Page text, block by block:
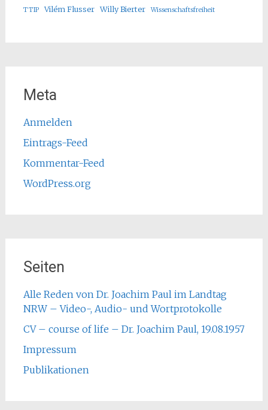
TTIP
Vilém Flusser Willy Bierter Wissenschaftsfreiheit
Meta
Anmelden
Eintrags-Feed
Kommentar-Feed
WordPress.org
Seiten
Alle Reden von Dr. Joachim Paul im Landtag
NRW – Video-, Audio- und Wortprotokolle
CV – course of life – Dr. Joachim Paul, 19.08.1957
Impressum
Publikationen